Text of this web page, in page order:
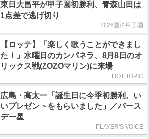
東日大昌平が甲子園初勝利、青森山田は
1点差で逃げ切り
2026夏の甲子園
【ロッテ】「楽しく歌うことができまし
た！」水曜日のカンパネラ、8月8日のオ
リックス戦(ZOZOマリン)に来場
HOT TOPIC
広島・高太一「誕生日に今季初勝利。い
いプレゼントをもらいました」／バース
デー星
PLAYER'S VOICE